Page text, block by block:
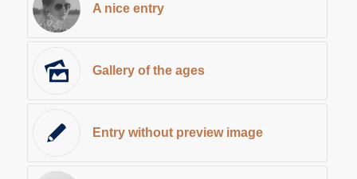
A nice entry
Gallery of the ages
Entry without preview image